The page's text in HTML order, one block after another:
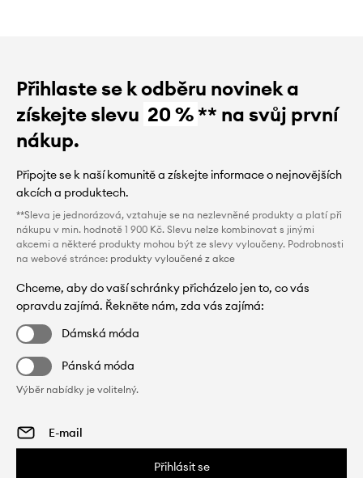
Přihlaste se k odběru novinek a
získejte slevu 20 %** na svůj první
nákup.
Připojte se k naší komunitě a získejte informace o nejnovějších
akcích a produktech.
**Sleva je jednorázová, vztahuje se na nezlevněné produkty a platí při
nákupu v min. hodnotě 1 900 Kč. Slevu nelze kombinovat s jinými
akcemi a některé produkty mohou být ze slevy vyloučeny. Podrobnosti
na webové stránce: produkty vyloučené z akce
Chceme, aby do vaší schránky přicházelo jen to, co vás
opravdu zajímá. Řekněte nám, zda vás zajímá:
Dámská móda
Pánská móda
Výběr nabídky je volitelný.
Přihlásit se